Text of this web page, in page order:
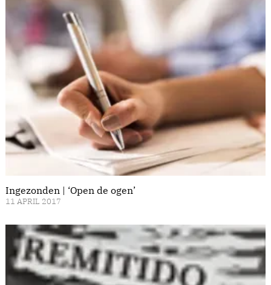
Ingezonden | ‘Open de ogen’
11 APRIL 2017